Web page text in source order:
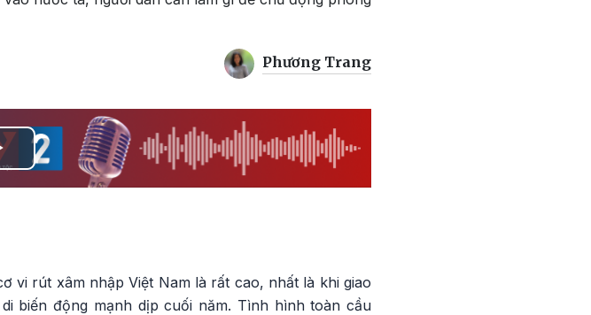
Phương Trang
vi rút xâm nhập Việt Nam là rất cao, nhất là khi giao
biến động mạnh dịp cuối năm. Tình hình toàn cầu